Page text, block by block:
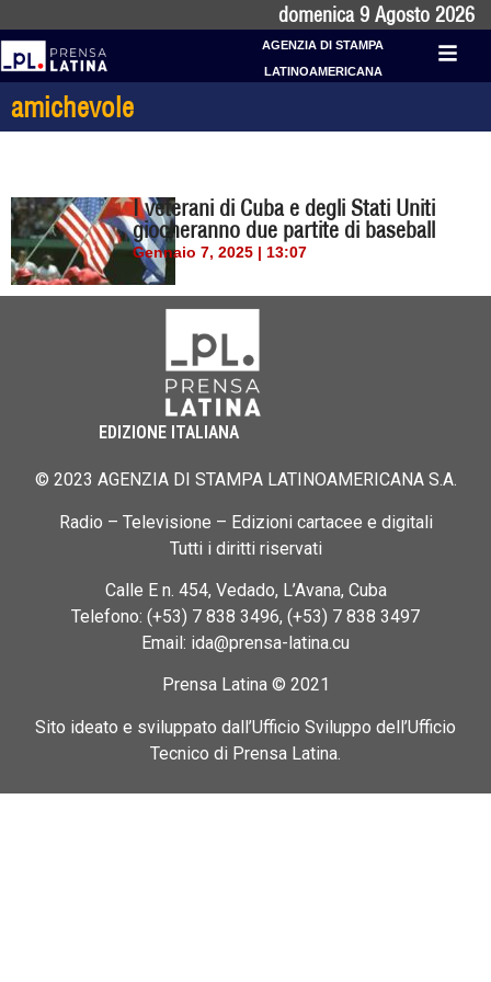
domenica 9 Agosto 2026
AGENZIA DI STAMPA
LATINOAMERICANA
amichevole
I veterani di Cuba e degli Stati Uniti
giocheranno due partite di baseball
Gennaio 7, 2025 | 13:07
EDIZIONE ITALIANA
© 2023 AGENZIA DI STAMPA LATINOAMERICANA S.A.
Radio – Televisione – Edizioni cartacee e digitali
Tutti i diritti riservati
Calle E n. 454, Vedado, L’Avana, Cuba
Telefono: (+53) 7 838 3496, (+53) 7 838 3497
Email: ida@prensa-latina.cu
Prensa Latina © 2021
Sito ideato e sviluppato dall’Ufficio Sviluppo dell’Ufficio
Tecnico di Prensa Latina.